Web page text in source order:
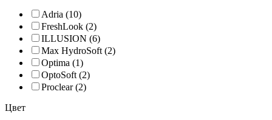
Adria (10)
FreshLook (2)
ILLUSION (6)
Max HydroSoft (2)
Optima (1)
OptoSoft (2)
Proclear (2)
Цвет